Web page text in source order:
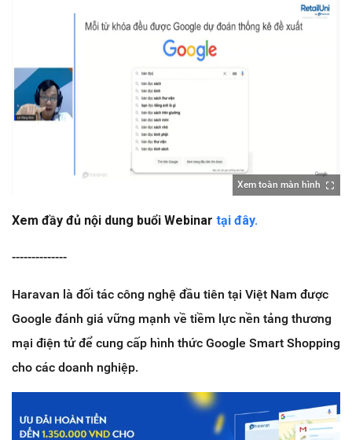
Xem toàn màn hình
Xem đầy đủ nội dung buổi Webinar tại đây.
--------------
Haravan là đối tác công nghệ đầu tiên tại Việt Nam được
Google đánh giá vững mạnh về tiềm lực nền tảng thương
mại điện tử để cung cấp hình thức Google Smart Shopping
cho các doanh nghiệp.